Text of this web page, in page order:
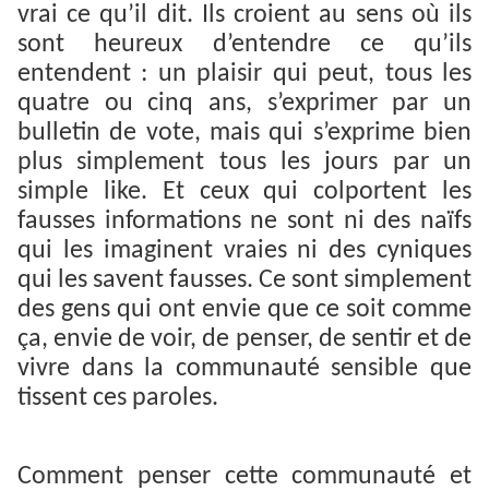
vrai ce qu’il dit. Ils croient au sens où ils
sont heureux d’entendre ce qu’ils
entendent : un plaisir qui peut, tous les
quatre ou cinq ans, s’exprimer par un
bulletin de vote, mais qui s’exprime bien
plus simplement tous les jours par un
simple like. Et ceux qui colportent les
fausses informations ne sont ni des naïfs
qui les imaginent vraies ni des cyniques
qui les savent fausses. Ce sont simplement
des gens qui ont envie que ce soit comme
ça, envie de voir, de penser, de sentir et de
vivre dans la communauté sensible que
tissent ces paroles.
Comment penser cette communauté et